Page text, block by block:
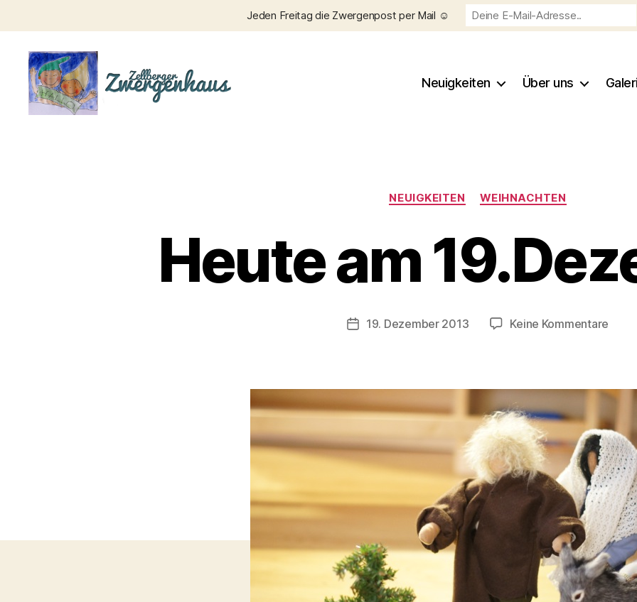
Neuigkeiten Über uns
Kategorien
NEUIGKEITEN WEIHNACHTEN
Heute am
Beitragsautor
n
ri
Veröffentlichungsdatum
19. Dezember 2013 Keine Kommentare
Jeden Freitag die Zwergenpost per Mail ☺️